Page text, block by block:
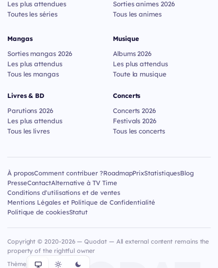
Les plus attendues
Toutes les séries
Sorties animes 2026
Tous les animes
Mangas
Sorties mangas 2026
Les plus attendus
Tous les mangas
Livres & BD
Parutions 2026
Les plus attendus
Tous les livres
Musique
Albums 2026
Les plus attendus
Toute la musique
Concerts
Concerts 2026
Festivals 2026
Tous les concerts
À proposComment contribuer ?RoadmapPrixStatistiquesBlog
PresseContactAlternative à TV Time
Conditions d'utilisations et de ventes
Mentions Légales et Politique de Confidentialité
Politique de cookiesStatut
Copyright © 2020-2026 — Quodat — All external content remains the
property of the rightful owner
Thème